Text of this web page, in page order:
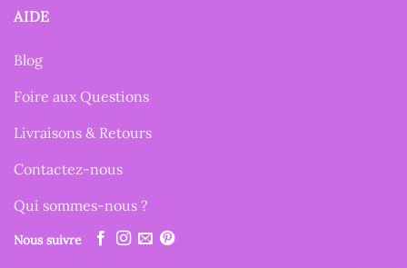
AIDE
Blog
Foire aux Questions
Livraisons & Retours
Contactez-nous
Qui sommes-nous ?
Nous suivre